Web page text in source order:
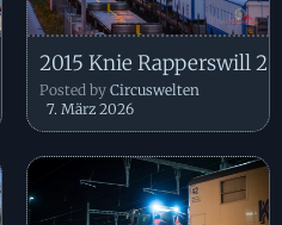
2015 Knie Rapperswill 2
Posted by Circuswelten
7. März 2026